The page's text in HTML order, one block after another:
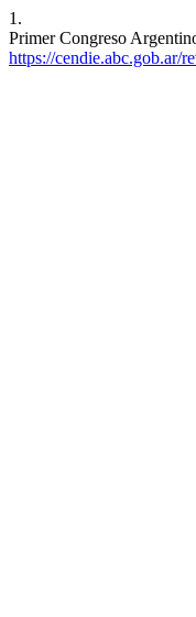
1.
Primer Congreso
https://cendie.abc.gob.ar/